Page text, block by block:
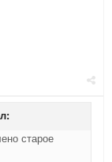
старое